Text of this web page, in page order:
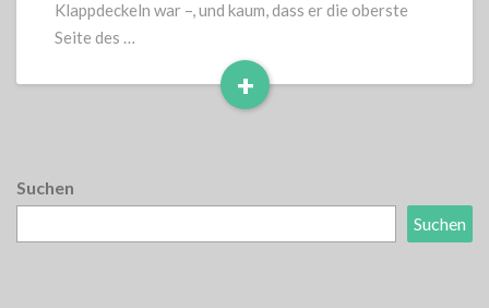
Klappdeckeln war –, und kaum, dass er die oberste
Seite des …
+
Read
Suchen
Suchen